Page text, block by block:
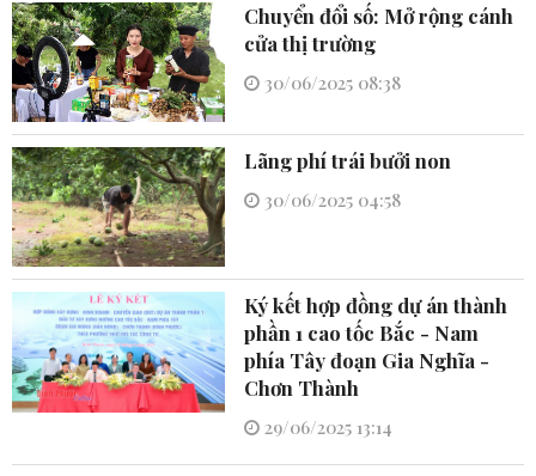
Chuyển đổi số: Mở rộng cánh
cửa thị trường
30/06/2025 08:38
Lãng phí trái bưởi non
30/06/2025 04:58
Ký kết hợp đồng dự án thành
phần 1 cao tốc Bắc - Nam
phía Tây đoạn Gia Nghĩa -
Chơn Thành
29/06/2025 13:14